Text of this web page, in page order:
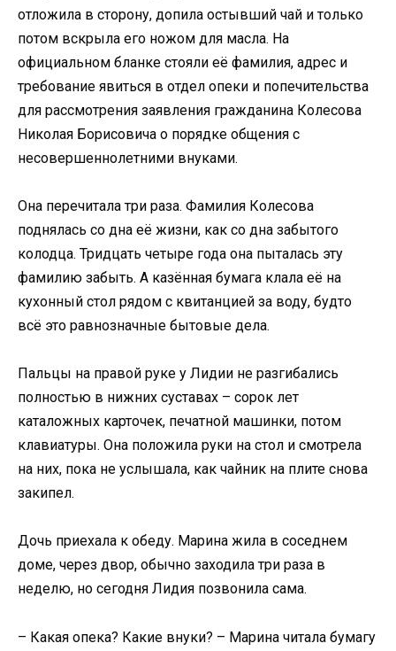
отложила в сторону, допила остывший чай и только
потом вскрыла его ножом для масла. На
официальном бланке стояли её фамилия, адрес и
требование явиться в отдел опеки и попечительства
для рассмотрения заявления гражданина Колесова
Николая Борисовича о порядке общения с
несовершеннолетними внуками.
Она перечитала три раза. Фамилия Колесова
поднялась со дна её жизни, как со дна забытого
колодца. Тридцать четыре года она пыталась эту
фамилию забыть. А казённая бумага клала её на
кухонный стол рядом с квитанцией за воду, будто
всё это равнозначные бытовые дела.
Пальцы на правой руке у Лидии не разгибались
полностью в нижних суставах – сорок лет
каталожных карточек, печатной машинки, потом
клавиатуры. Она положила руки на стол и смотрела
на них, пока не услышала, как чайник на плите снова
закипел.
Дочь приехала к обеду. Марина жила в соседнем
доме, через двор, обычно заходила три раза в
неделю, но сегодня Лидия позвонила сама.
– Какая опека? Какие внуки? – Марина читала бумагу